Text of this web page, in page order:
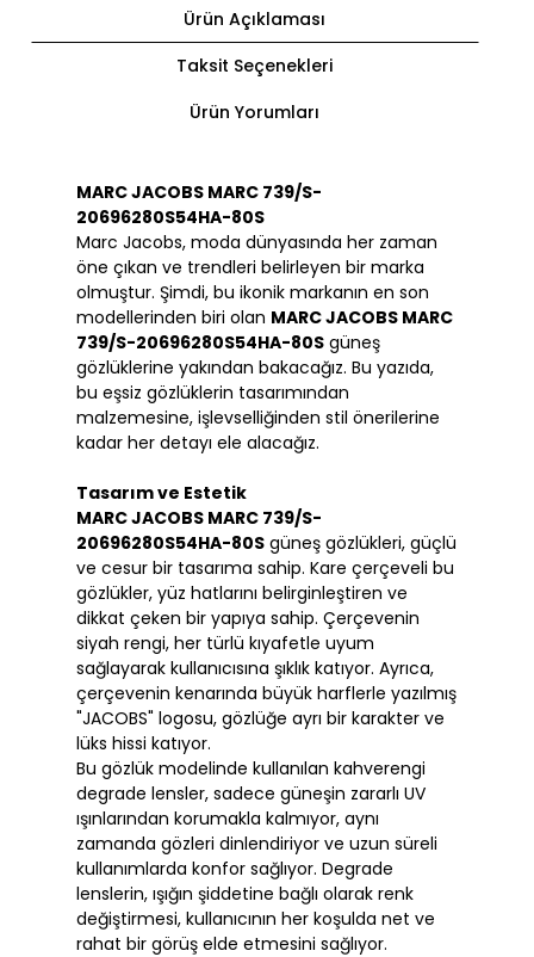
Ürün Açıklaması
Taksit Seçenekleri
Ürün Yorumları
MARC JACOBS MARC 739/S-
20696280S54HA-80S
Marc Jacobs, moda dünyasında her zaman
öne çıkan ve trendleri belirleyen bir marka
olmuştur. Şimdi, bu ikonik markanın en son
modellerinden biri olan MARC JACOBS MARC
739/S-20696280S54HA-80S güneş
gözlüklerine yakından bakacağız. Bu yazıda,
bu eşsiz gözlüklerin tasarımından
malzemesine, işlevselliğinden stil önerilerine
kadar her detayı ele alacağız.
Tasarım ve Estetik
MARC JACOBS MARC 739/S-
20696280S54HA-80S güneş gözlükleri, güçlü
ve cesur bir tasarıma sahip. Kare çerçeveli bu
gözlükler, yüz hatlarını belirginleştiren ve
dikkat çeken bir yapıya sahip. Çerçevenin
siyah rengi, her türlü kıyafetle uyum
sağlayarak kullanıcısına şıklık katıyor. Ayrıca,
çerçevenin kenarında büyük harflerle yazılmış
"JACOBS" logosu, gözlüğe ayrı bir karakter ve
lüks hissi katıyor.
Bu gözlük modelinde kullanılan kahverengi
degrade lensler, sadece güneşin zararlı UV
ışınlarından korumakla kalmıyor, aynı
zamanda gözleri dinlendiriyor ve uzun süreli
kullanımlarda konfor sağlıyor. Degrade
lenslerin, ışığın şiddetine bağlı olarak renk
değiştirmesi, kullanıcının her koşulda net ve
rahat bir görüş elde etmesini sağlıyor.